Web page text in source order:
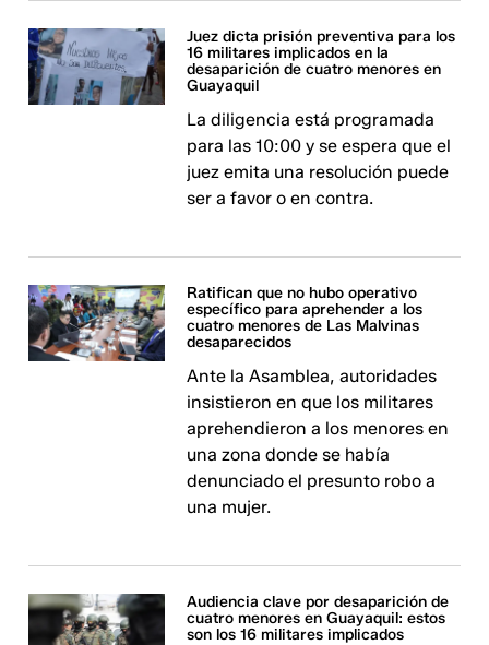
Juez dicta prisión preventiva para los
16 militares implicados en la
desaparición de cuatro menores en
Guayaquil
La diligencia está programada
para las 10:00 y se espera que el
juez emita una resolución puede
ser a favor o en contra.
Ratifican que no hubo operativo
específico para aprehender a los
cuatro menores de Las Malvinas
desaparecidos
Ante la Asamblea, autoridades
insistieron en que los militares
aprehendieron a los menores en
una zona donde se había
denunciado el presunto robo a
una mujer.
Audiencia clave por desaparición de
cuatro menores en Guayaquil: estos
son los 16 militares implicados